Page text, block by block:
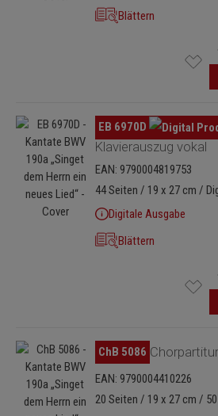
Blättern
Bildergalerie überspringen
EB 6970D
Klavierauszug vokal
EAN: 9790004819753
44 Seiten / 19 x 27 cm /
Digitale Ausgabe
Blättern
Bildergalerie überspringen
ChB 5086 Chorpartitur
EAN: 9790004410226
20 Seiten / 19 x 27 cm /